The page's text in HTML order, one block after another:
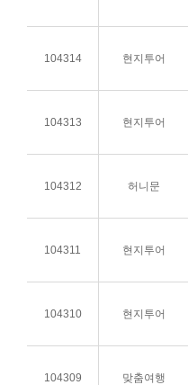
104314 현지투어
104313 현지투어
104312 허니문
104311 현지투어
104310 현지투어
104309 맞춤여행